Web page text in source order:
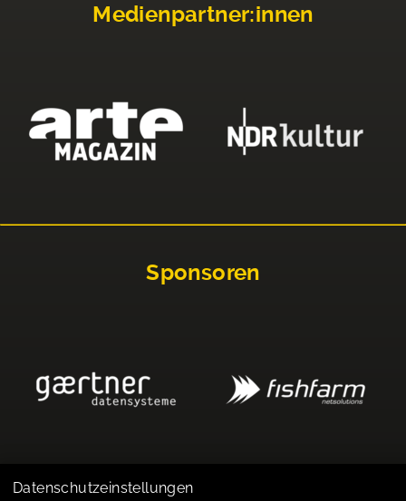
Medienpartner:innen
Sponsoren
Datenschutzeinstellungen